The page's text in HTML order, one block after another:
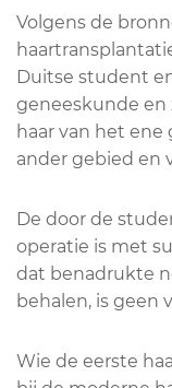
Volgens de
Duitse student
geneeskunde en
haar van het
ander gebied en
De door de
operatie is met
dat benadrukte
behalen, is geen
Wie de eerste